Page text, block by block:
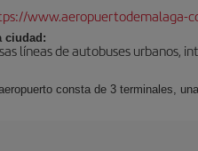
www.aeropuertodemalaga-
ciudad:
líneas de autobuses urbanos,
consta de 3 terminales,